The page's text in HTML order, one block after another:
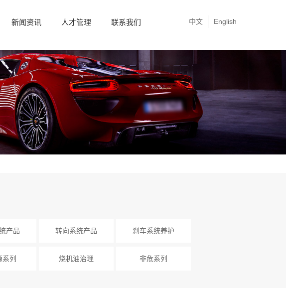
新闻资讯 人才管理 联系我们 English
中文
产品 转向系统产品 刹车系统养护
列 烧机油治理 非危系列